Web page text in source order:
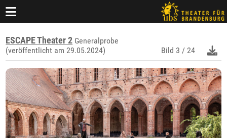
ESCAPE Theater 2 Generalprobe
(veröffentlicht am 29.05.2024)
Bild 3 / 24